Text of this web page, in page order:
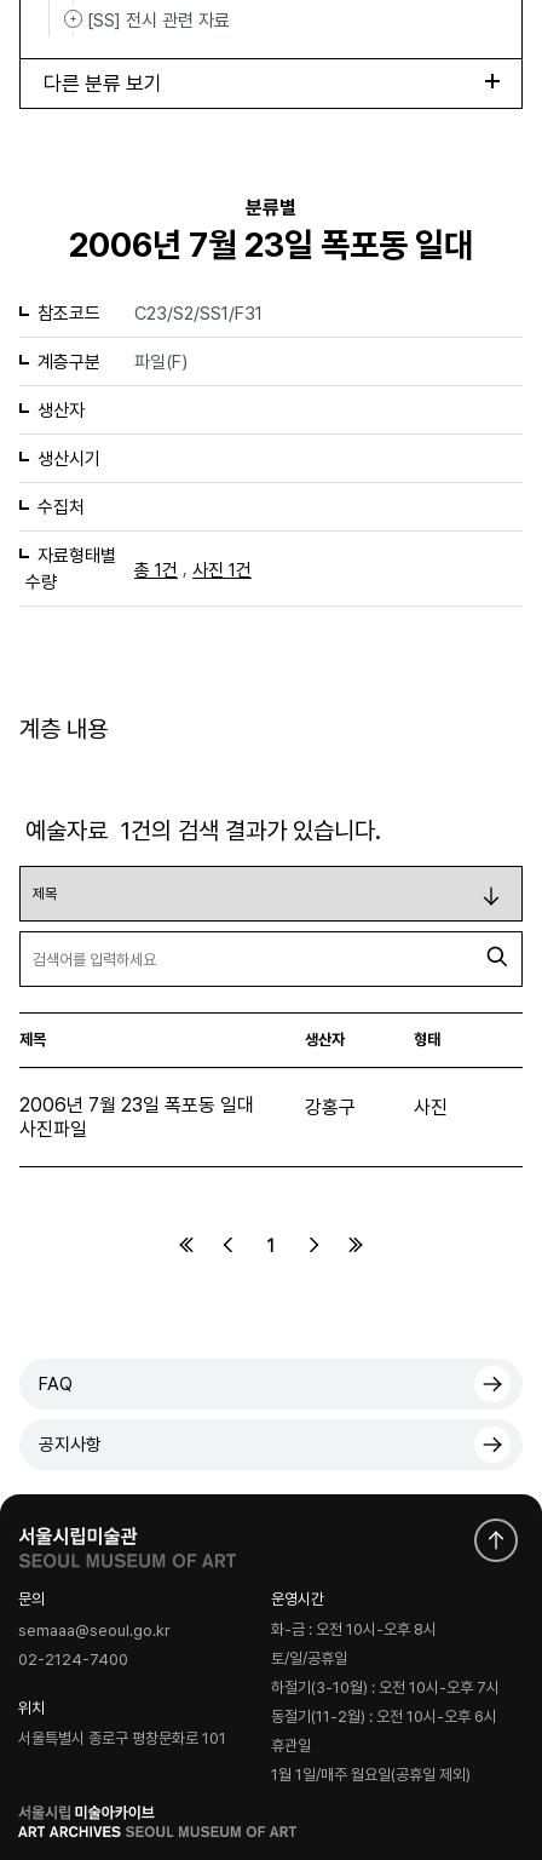
[SS] 전시 관련 자료
다른 분류 보기
분류별
2006년 7월 23일 폭포동 일대
참조코드 C23/S2/SS1/F31
계층구분 파일(F)
생산자
생산시기
수집처
자료형태별
수량
총 1건 , 사진 1건
계층 내용
예술자료 1건의 검색 결과가 있습니다.
제목 생산자 형태
2006년 7월 23일 폭포동 일대
사진파일
강홍구 사진
1
FAQ
공지사항
문의
semaaa@seoul.go.kr
02-2124-7400
위치
서울특별시 종로구 평창문화로 101
운영시간
화-금 : 오전 10시-오후 8시
토/일/공휴일
하절기(3-10월) : 오전 10시-오후 7시
동절기(11-2월) : 오전 10시-오후 6시
휴관일
1월 1일/매주 월요일(공휴일 제외)
로
고